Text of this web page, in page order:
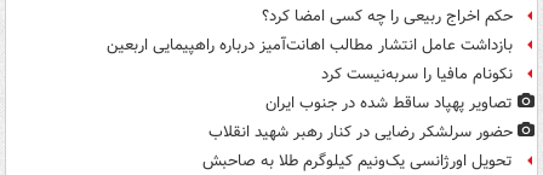
حکم اخراج ربیعی را چه کسی امضا کرد؟
بازداشت عامل انتشار مطالب اهانت‌آمیز درباره راهپیمایی اربعین
نکونام مافیا را سربه‌نیست کرد
تصاویر پهپاد ساقط شده در جنوب ایران
حضور سرلشکر رضایی در کنار رهبر شهید انقلاب
تحویل اورژانسی یک‌ونیم کیلوگرم طلا به صاحبش